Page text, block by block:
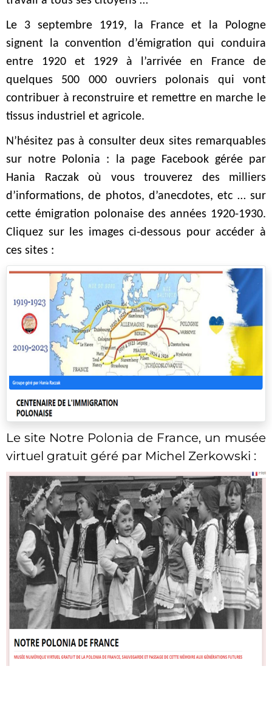
Le 3 septembre 1919, la France et la Pologne
signent la convention d’émigration qui conduira
entre 1920 et 1929 à l’arrivée en France de
quelques 500 000 ouvriers polonais qui vont
contribuer à reconstruire et remettre en marche le
tissus industriel et agricole.
N’hésitez pas à consulter deux sites remarquables
sur notre Polonia : la page Facebook gérée par
Hania Raczak où vous trouverez des milliers
d’informations, de photos, d’anecdotes, etc … sur
cette émigration polonaise des années 1920-1930.
Cliquez sur les images ci-dessous pour accéder à
ces sites :
Le site Notre Polonia de France, un musée
virtuel gratuit géré par Michel Zerkowski :